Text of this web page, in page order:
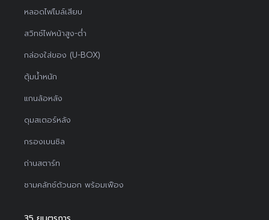
หลอดไฟไมล์เสียบ
สวิทช์ไฟหน้าสูง-ต่ำ
กล่องใส่ของ (U-BOX)
ตุ้มน้ำหนัก
แกนล้อหลัง
ดุมสเตอร์หลัง
กรองเบนซิล
ถ่านสตาร์ท
ชามคลัทช์ตัวนอก พร้อมเฟือง